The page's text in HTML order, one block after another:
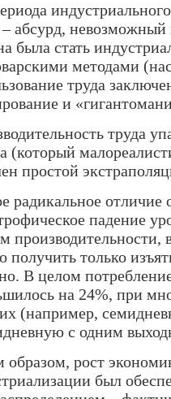
– абсурд,
была стать
методами
труда
и
труда
(который
простой
радикальное отличие
падение
производительности,
получить только
В целом
на 24%, при
(например,
с одним
образом, рост
был